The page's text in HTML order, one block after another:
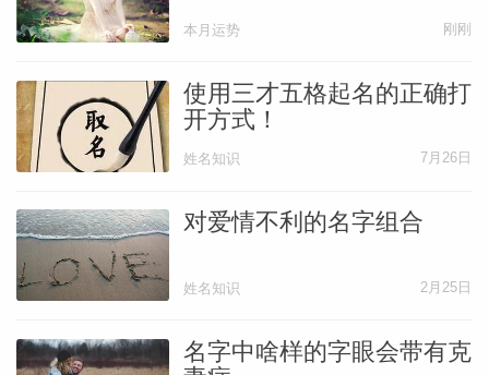
本月运势 刚刚
使用三才五格起名的正确打
开方式！
姓名知识 7月26日
对爱情不利的名字组合
姓名知识 2月25日
名字中啥样的字眼会带有克